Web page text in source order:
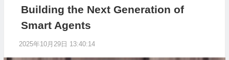
Building the Next Generation of
Smart Agents
2025年10月29日 13:40:14